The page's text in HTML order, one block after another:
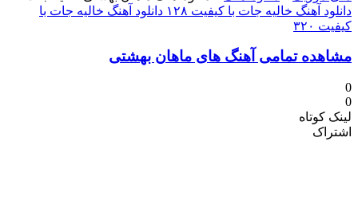
آهنگ خالیه جات با کیفیت ۱۲۸
دانلود آهنگ خالیه جات با
تمامی آهنگ های ماهان بهشتی